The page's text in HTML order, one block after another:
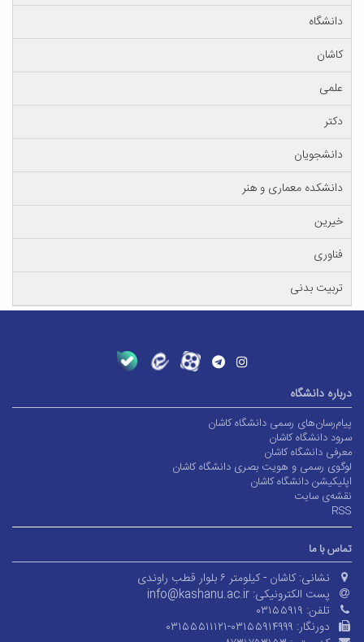
دانشگاه
کاشان
علمی
دکتر
دانشجویان
دانشکده معماری و هنر
خیرین
فناوری
تربیت بدنی
درباره دانشگاه
پیام‌رسان‌های رسمی دانشگاه کاشان
سرود دانشگاه کاشان
معرفی دانشگاه کاشان
لوگوی رسمی و هویت بصری دانشگاه کاشان
اپلیکیشن دانشگاه کاشان
نقشه‌ی سایت
RSS
تماس با ما
نشانی: کاشان - کیلومتر ۶ بلوار قطب راوندی
پست الکترونیکی: info@kashanu.ac.ir
تلفن: ۰۳۱۵۵۹۱۹
دورنگار: ۰۳۱۵۵۵۱۱۱۲۱-۰۳۱۵۵۹۱۴۹۹۹